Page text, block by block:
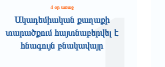
4 օր առաջ
Ակադեմիական քաղաքի
տարածքում հայտնաբերվել է
հնագույն բնակավայր